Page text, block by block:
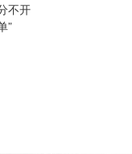
不开
”